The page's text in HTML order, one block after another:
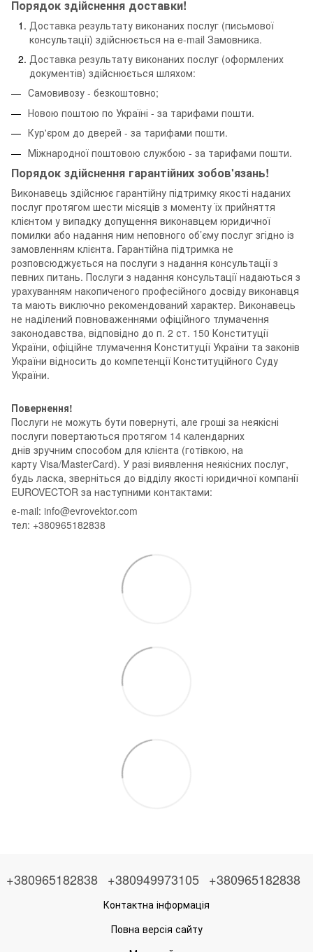
Порядок здійснення доставки!
Доставка результату виконаних послуг (письмової
консультації) здійснюється на e-mail Замовника.
Доставка результату виконаних послуг (оформлених
документів) здійснюється шляхом:
Самовивозу - безкоштовно;
Новою поштою по Україні - за тарифами пошти.
Кур'єром до дверей - за тарифами пошти.
Міжнародної поштовою службою - за тарифами пошти.
Порядок здійснення гарантійних зобов'язань!
Виконавець здійснює гарантійну підтримку якості наданих
послуг протягом шести місяців з моменту їх прийняття
клієнтом у випадку допущення виконавцем юридичної
помилки або надання ним неповного об’єму послуг згідно із
замовленням клієнта. Гарантійна підтримка не
розповсюджується на послуги з надання консультації з
певних питань. Послуги з надання консультації надаються з
урахуванням накопиченого професійного досвіду виконавця
та мають виключно рекомендований характер. Виконавець
не наділений повноваженнями офіційного тлумачення
законодавства, відповідно до п. 2 ст. 150 Конституції
України, офіційне тлумачення Конституції України та законів
України відносить до компетенції Конституційного Суду
України.
Повернення!
Послуги не можуть бути повернуті, але гроші за неякісні
послуги повертаються протягом 14 календарних
днів зручним способом для клієнта (готівкою, на
карту Visa/MasterCard). У разі виявлення неякісних послуг,
будь ласка, зверніться до відділу якості юридичної компанії
EUROVECTOR за наступними контактами:
е-mail: info@evrovektor.com
тел: +380965182838
+380965182838 +380949973105 +380965182838
Контактна інформація
Повна версія сайту